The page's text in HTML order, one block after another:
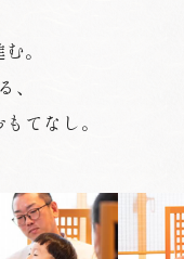
。
もてなし。